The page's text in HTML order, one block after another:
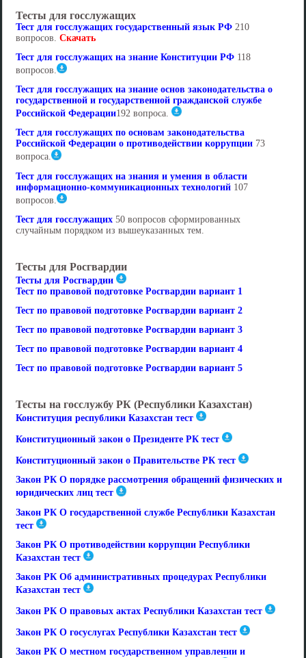
Тесты для госслужащих
Тест для госслужащих государственный язык РФ 210
вопросов. Скачать
Тест для госслужащих на знание Конституции РФ 118
вопросов.
Тест для госслужащих на знание основ законодательства о
государственной и государственной гражданской службе
Российской Федерации192 вопроса.
Тест для госслужащих по основам законодательства
Российской Федерации о противодействии коррупции 73
вопроса.
Тест для госслужащих на знания и умения в области
информационно-коммуникационных технологий 107
вопросов.
Тест для госслужащих 50 вопросов сформированных
случайным порядком из вышеуказанных тем.
Тесты для Росгвардии
Тесты для Росгвардии
Тест по правовой подготовке Росгвардии вариант 1
Тест по правовой подготовке Росгвардии вариант 2
Тест по правовой подготовке Росгвардии вариант 3
Тест по правовой подготовке Росгвардии вариант 4
Тест по правовой подготовке Росгвардии вариант 5
Тесты на госслужбу РК (Республики Казахстан)
Конституция республики Казахстан тест
Конституционный закон о Президенте РК тест
Конституционный закон о Правительстве РК тест
Закон РК О порядке рассмотрения обращений физических и
юридических лиц тест
Закон РК О государственной службе Республики Казахстан
тест
Закон РК О противодействии коррупции Республики
Казахстан тест
Закон РК Об административных процедурах Республики
Казахстан тест
Закон РК О правовых актах Республики Казахстан тест
Закон РК О госуслугах Республики Казахстан тест
Закон РК О местном государственном управлении и